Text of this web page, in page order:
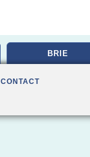
BRIE
CONTACT